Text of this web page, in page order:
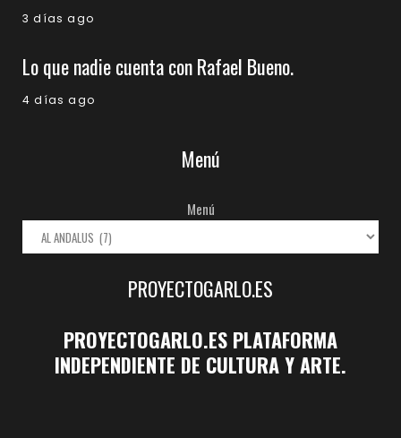
3 días ago
Lo que nadie cuenta con Rafael Bueno.
4 días ago
Menú
Menú
PROYECTOGARLO.ES
PROYECTOGARLO.ES PLATAFORMA
INDEPENDIENTE DE CULTURA Y ARTE.